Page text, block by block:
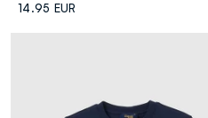
14.95 EUR